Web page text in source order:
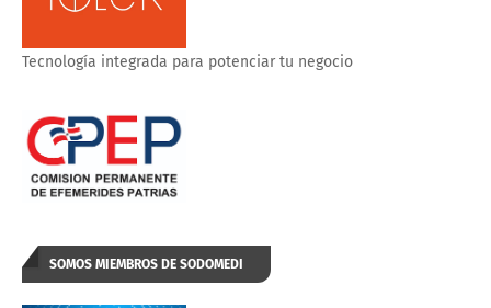
Tecnología integrada para potenciar tu negocio
SOMOS MIEMBROS DE SODOMEDI